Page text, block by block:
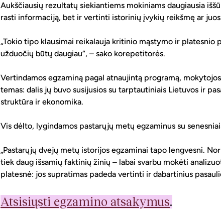
Aukščiausių rezultatų siekiantiems mokiniams daugiausia
rasti informaciją, bet ir vertinti istorinių įvykių reikšmę ar
„Tokio tipo klausimai reikalauja kritinio mąstymo ir platesnio
užduočių būtų daugiau“, – sako korepetitorės.
Vertindamos egzaminą pagal atnaujintą programą,
temas: dalis jų buvo susijusios su tarptautiniais Lietuvos ir
struktūra ir ekonomika.
Vis dėlto, lygindamos pastarųjų metų egzaminus su
„Pastarųjų dvejų metų istorijos egzaminai tapo lengvesni.
tiek daug išsamių faktinių žinių – labai svarbu mokėti
platesnė: jos supratimas padeda vertinti ir dabartinius
Atsisiųsti egzamino atsakymus.